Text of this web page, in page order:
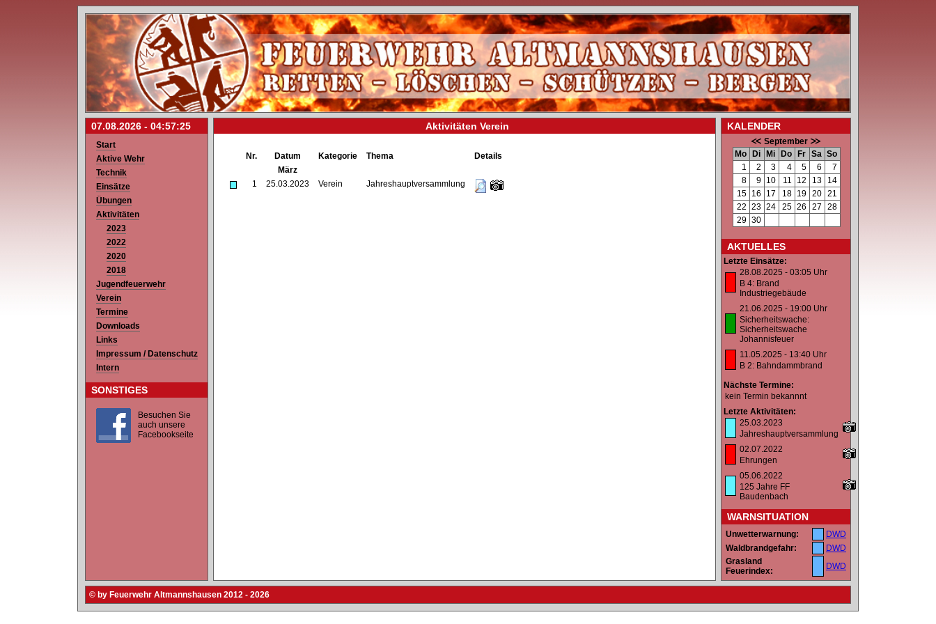
07.08.2026 - 04:57:25
Start
Aktive Wehr
Technik
Einsätze
Übungen
Aktivitäten
2023
2022
2020
2018
Jugendfeuerwehr
Verein
Termine
Downloads
Links
Impressum / Datenschutz
Intern
SONSTIGES
Besuchen Sie
auch unsere
Facebookseite
Aktivitäten Verein
Nr. Datum Kategorie Thema
Details
März
1
25.03.2023 Verein Jahreshauptversammlung
KALENDER
September
Mo
Di Mi Do Fr Sa So
1
2 3 4 5 6
7
8
9 10 11 12 13
14
15
16 17 18 19 20
21
22 23 24 25 26 27
28
29 30
AKTUELLES
Letzte Einsätze:
28.08.2025 - 03:05 Uhr
B 4: Brand
Industriegebäude
21.06.2025 - 19:00 Uhr
Sicherheitswache:
Sicherheitswache
Johannisfeuer
11.05.2025 - 13:40 Uhr
B 2: Bahndammbrand
Nächste Termine:
kein Termin bekannnt
Letzte Aktivitäten:
25.03.2023
Jahreshauptversammlung
02.07.2022
Ehrungen
05.06.2022
125 Jahre FF
Baudenbach
WARNSITUATION
Unwetterwarnung:
DWD
Waldbrandgefahr:
DWD
Grasland
Feuerindex:
DWD
© by Feuerwehr Altmannshausen 2012 - 2026